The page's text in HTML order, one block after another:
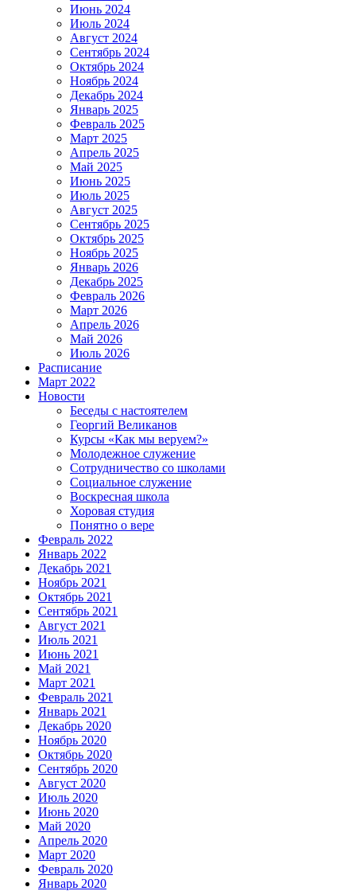
Июнь 2024
Июль 2024
Август 2024
Сентябрь 2024
Октябрь 2024
Ноябрь 2024
Декабрь 2024
Январь 2025
Февраль 2025
Март 2025
Апрель 2025
Май 2025
Июнь 2025
Июль 2025
Август 2025
Сентябрь 2025
Октябрь 2025
Ноябрь 2025
Январь 2026
Декабрь 2025
Февраль 2026
Март 2026
Апрель 2026
Май 2026
Июль 2026
Расписание
Март 2022
Новости
Беседы с настоятелем
Георгий Великанов
Курсы «Как мы веруем?»
Молодежное служение
Сотрудничество со школами
Социальное служение
Воскресная школа
Хоровая студия
Понятно о вере
Февраль 2022
Январь 2022
Декабрь 2021
Ноябрь 2021
Октябрь 2021
Сентябрь 2021
Август 2021
Июль 2021
Июнь 2021
Май 2021
Март 2021
Февраль 2021
Январь 2021
Декабрь 2020
Ноябрь 2020
Октябрь 2020
Сентябрь 2020
Август 2020
Июль 2020
Июнь 2020
Май 2020
Апрель 2020
Март 2020
Февраль 2020
Январь 2020